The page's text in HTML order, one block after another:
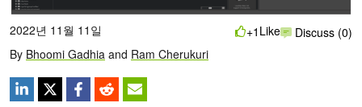
2022년 11월 11일
By Bhoomi Gadhia and Ram Cherukuri
+1 Like Discuss (0)